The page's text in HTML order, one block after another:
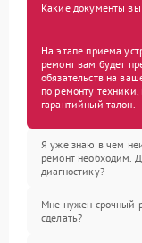
Какие документы вы
На этапе приема
ремонт вам будет
обязательств на
по ремонту
гарантийный талон.
Я уже знаю в чем
ремонт необходим.
диагностику?
Мне нужен срочный
сделать?